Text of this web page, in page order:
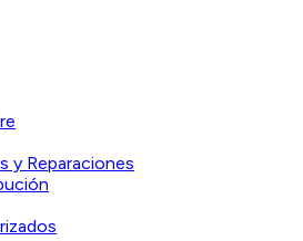
y Reparaciones